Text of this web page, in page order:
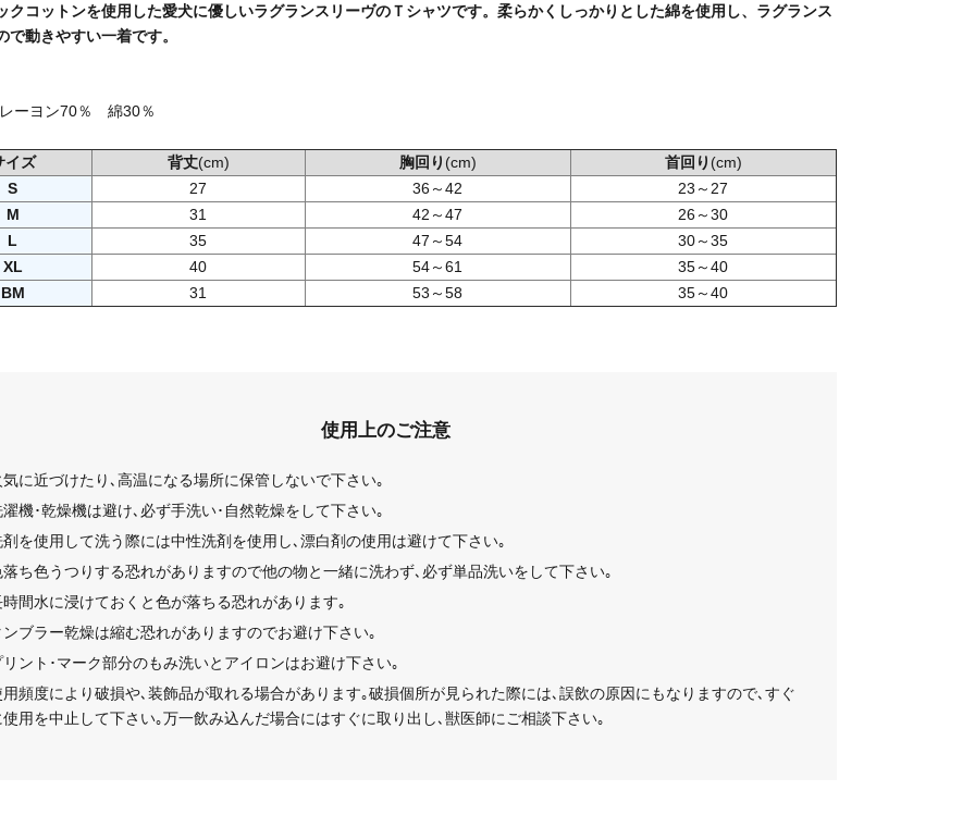
クコットンを使用した愛犬に優しいラグランスリーヴのＴシャツです。柔らかくしっかりとした綿を使用し、ラグランス
で動きやすい一着です。
ーヨン70％ 綿30％
イズ 背丈(cm) 胸回り (cm) 首回り (cm)
S
27 36～42
23～27
M
31 42～47
26～30
L
35 47～54
30～35
XL
40 54～61
35～40
BM
31 53～58 35～40
使用上のご注意
気に近づけたり､高温になる場所に保管しないで下さい｡
濯機･乾燥機は避け､必ず手洗い･自然乾燥をして下さい｡
剤を使用して洗う際には中性洗剤を使用し､漂白剤の使用は避けて下さい｡
落ち色うつりする恐れがありますので他の物と一緒に洗わず､必ず単品洗いをして下さい｡
時間水に浸けておくと色が落ちる恐れがあります｡
ンブラー乾燥は縮む恐れがありますのでお避け下さい｡
リント･マーク部分のもみ洗いとアイロンはお避け下さい｡
用頻度により破損や､装飾品が取れる場合があります｡破損個所が見られた際には､誤飲の原因にもなりますので､すぐ
使用を中止して下さい｡万一飲み込んだ場合にはすぐに取り出し､獣医師にご相談下さい｡